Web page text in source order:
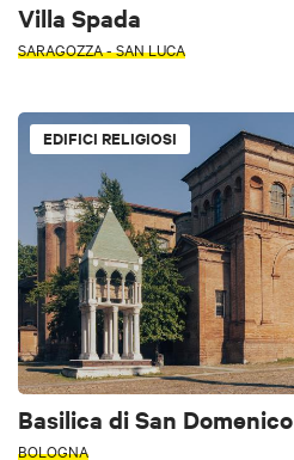
Villa Spada
SARAGOZZA - SAN LUCA
EDIFICI RELIGIOSI
Basilica di San Domenico
BOLOGNA